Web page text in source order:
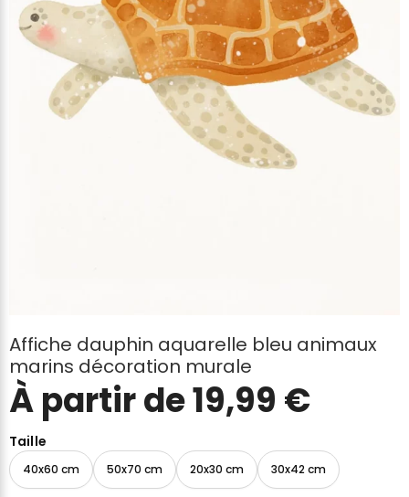
Affiche dauphin aquarelle bleu animaux
marins décoration murale
À partir de19,99 €
Taille
40x60 cm 50x70 cm 20x30 cm 30x42 cm